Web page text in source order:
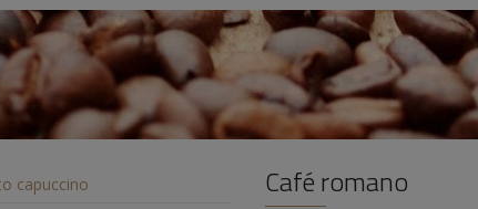
capuccino
Café romano